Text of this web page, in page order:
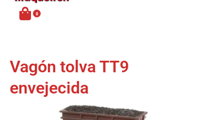
Vagón tolva TT9
envejecida